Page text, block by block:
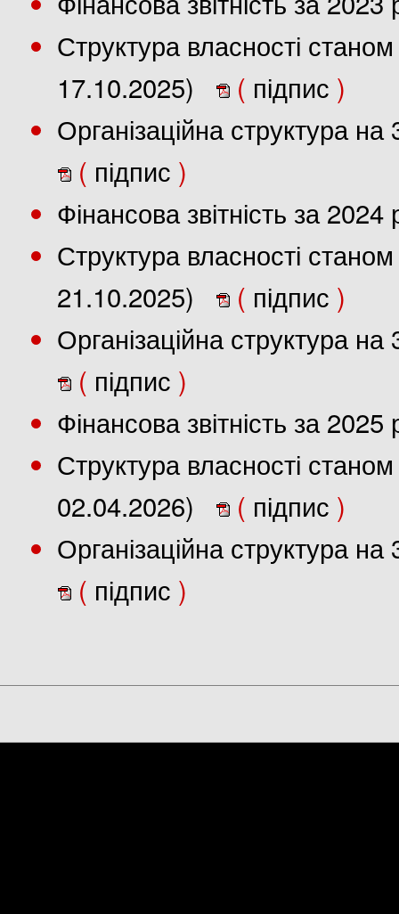
Структура власності
17.10.2025)
( підпис )
Організаційна структура
( підпис )
Фінансова звітність за
Структура власності
21.10.2025)
( підпис )
Організаційна структура
( підпис )
Фінансова звітність за
Структура власності
02.04.2026)
( підпис )
Організаційна структура
( підпис )